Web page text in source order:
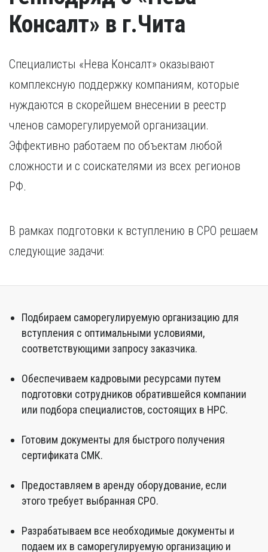
Консалт» в г.Чита
Специалисты «Нева Консалт» оказывают
комплексную поддержку компаниям, которые
нуждаются в скорейшем внесении в реестр
членов саморегулируемой организации.
Эффективно работаем по объектам любой
сложности и с соискателями из всех регионов
РФ.
В рамках подготовки к вступлению в СРО решаем
следующие задачи:
Подбираем саморегулируемую организацию для
вступления с оптимальными условиями,
соответствующими запросу заказчика.
Обеспечиваем кадровыми ресурсами путем
подготовки сотрудников обратившейся компании
или подбора специалистов, состоящих в НРС.
Готовим документы для быстрого получения
сертификата СМК.
Предоставляем в аренду оборудование, если
этого требует выбранная СРО.
Разрабатываем все необходимые документы и
подаем их в саморегулируемую организацию и